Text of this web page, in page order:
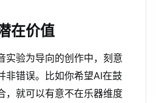
在价值
实验为导向的创作中，刻意
非错误。比如你希望AI在鼓
，就可以有意不在乐器维度